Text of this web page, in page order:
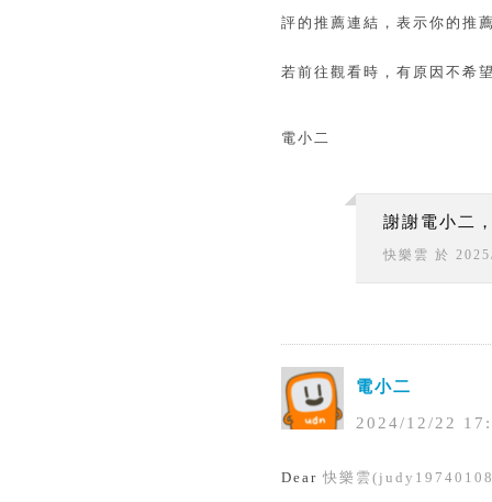
評的推薦連結，表示你的推
若前往觀看時，有原因不希
電小二
謝謝電小二
快樂雲 於 2025
電小二
2024/12/22 17 :
Dear 快樂雲